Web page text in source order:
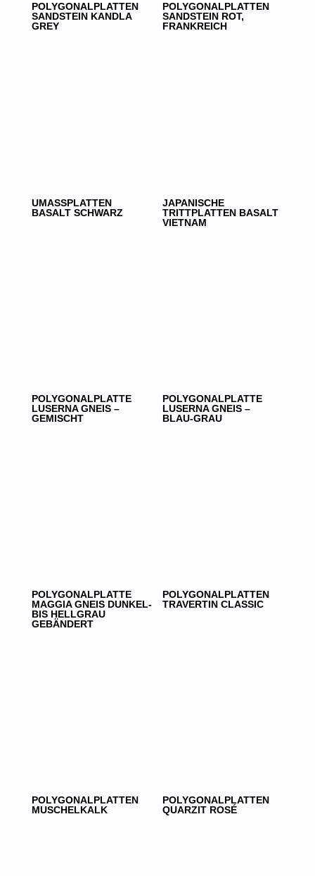
POLYGONALPLATTEN
SANDSTEIN KANDLA
GREY
POLYGONALPLATTEN
SANDSTEIN ROT,
FRANKREICH
UMASSPLATTEN
BASALT SCHWARZ
JAPANISCHE
TRITTPLATTEN BASALT
VIETNAM
POLYGONALPLATTE
LUSERNA GNEIS –
GEMISCHT
POLYGONALPLATTE
LUSERNA GNEIS –
BLAU-GRAU
POLYGONALPLATTE
MAGGIA GNEIS DUNKEL-
BIS HELLGRAU
GEBÄNDERT
POLYGONALPLATTEN
TRAVERTIN CLASSIC
POLYGONALPLATTEN
MUSCHELKALK
POLYGONALPLATTEN
QUARZIT ROSÉ